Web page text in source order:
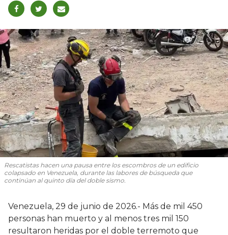
Rescatistas hacen una pausa entre los escombros de un edificio
colapsado en Venezuela, durante las labores de búsqueda que
continúan al quinto día del doble sismo.
Venezuela, 29 de junio de 2026.- Más de mil 450
personas han muerto y al menos tres mil 150
resultaron heridas por el doble terremoto que